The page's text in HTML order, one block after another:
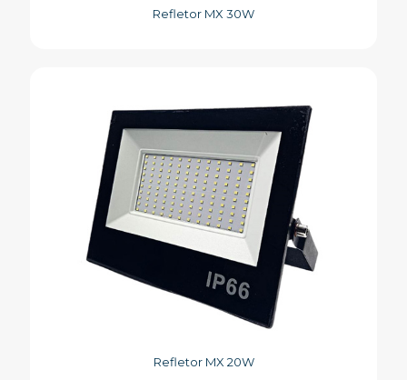
Refletor MX 30W
Refletor MX 20W